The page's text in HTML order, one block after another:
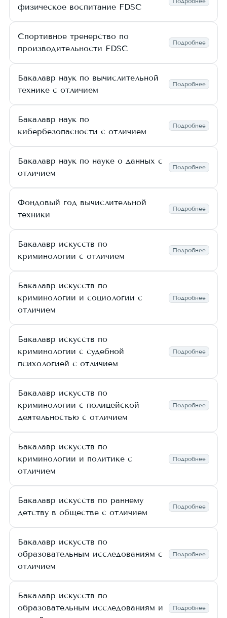
физическое воспитание FDSC
Спортивное тренерство по
производительности FDSC
Подробнее
Бакалавр наук по вычислительной
технике с отличием
Подробнее
Бакалавр наук по
кибербезопасности с отличием
Подробнее
Бакалавр наук по науке о данных с
отличием
Подробнее
Фондовый год вычислительной
техники
Подробнее
Бакалавр искусств по
криминологии с отличием
Подробнее
Бакалавр искусств по
криминологии и социологии с
отличием
Подробнее
Бакалавр искусств по
криминологии с судебной
психологией с отличием
Подробнее
Бакалавр искусств по
криминологии с полицейской
деятельностью с отличием
Подробнее
Бакалавр искусств по
криминологии и политике с
отличием
Подробнее
Бакалавр искусств по раннему
детству в обществе с отличием
Подробнее
Бакалавр искусств по
образовательным исследованиям с
отличием
Подробнее
Бакалавр искусств по
образовательным исследованиям и
Подробнее